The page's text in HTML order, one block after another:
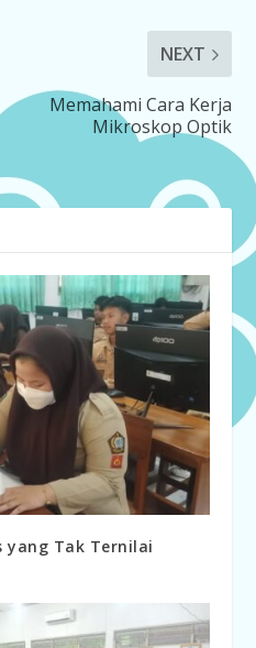
NEXT
Memahami Cara Kerja
Mikroskop Optik
yang Tak Ternilai